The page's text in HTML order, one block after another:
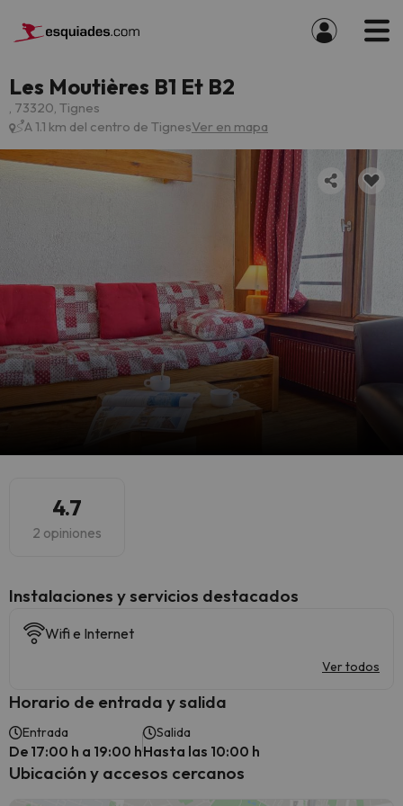
Les Moutières B1 Et B2
, 73320, Tignes
A 1.1 km del centro de TignesVer en mapa
4.7
2 opiniones
Instalaciones y servicios destacados
Wifi e Internet
Ver todos
Horario de entrada y salida
Entrada
De 17:00 h a 19:00 h
Salida
Hasta las 10:00 h
Ubicación y accesos cercanos